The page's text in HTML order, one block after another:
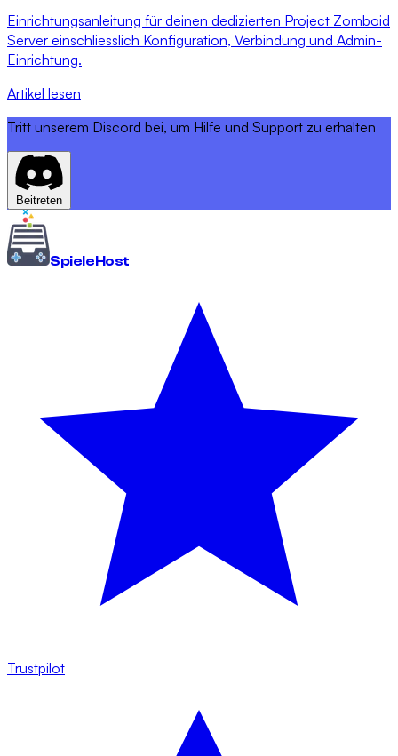
Einrichtungsanleitung für deinen dedizierten Project Zomboid
Server einschliesslich Konfiguration, Verbindung und Admin-
Einrichtung.
Artikel lesen
Tritt unserem Discord bei, um Hilfe und Support zu erhalten
Beitreten
SpieleHost
Trustpilot